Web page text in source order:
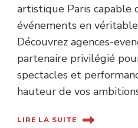
artistique Paris capable
événements en
Découvrez agences-
partenaire privilégié
spectacles et
hauteur de vos
LIRE LA SUITE